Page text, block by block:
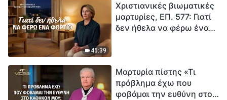
45:39
Χριστιανικές βιωματικές
μαρτυρίες, ΕΠ. 577: Γιατί
δεν ήθελα να φέρω ένα
Μαρτυρία πίστης «Τι
πρόβλημα έχω που
φοβάμαι την ευθύνη στο